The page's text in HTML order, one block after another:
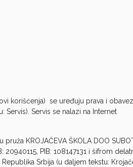
korišćenja) se uređuju prava i
Servis). Servis se nalazi na Internet
KROJAČEVA ŠKOLA DOO
PIB: 108147131 i šifrom
Srbija (u daljem tekstu: